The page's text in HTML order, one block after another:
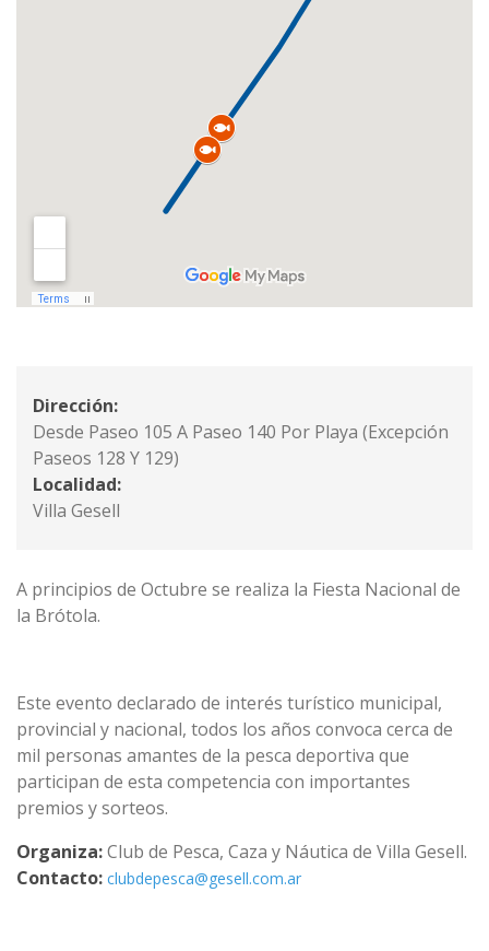
Dirección:
Desde Paseo 105 A Paseo 140 Por Playa (excepción
Paseos 128 Y 129)
Localidad:
Villa Gesell
A principios de Octubre se realiza la Fiesta Nacional de
la Brótola.
Este evento declarado de interés turístico municipal,
provincial y nacional, todos los años convoca cerca de
mil personas amantes de la pesca deportiva que
participan de esta competencia con importantes
premios y sorteos.
Organiza:Club de Pesca, Caza y Náutica de Villa Gesell.
Contacto: clubdepesca@gesell.com.ar